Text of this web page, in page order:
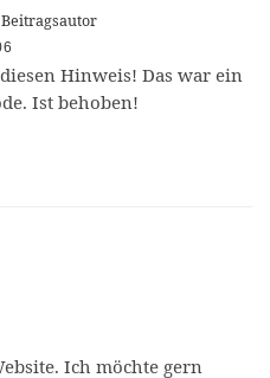
Beitragsautor
Hinweis! Das war ein
Ist behoben!
Ich möchte gern